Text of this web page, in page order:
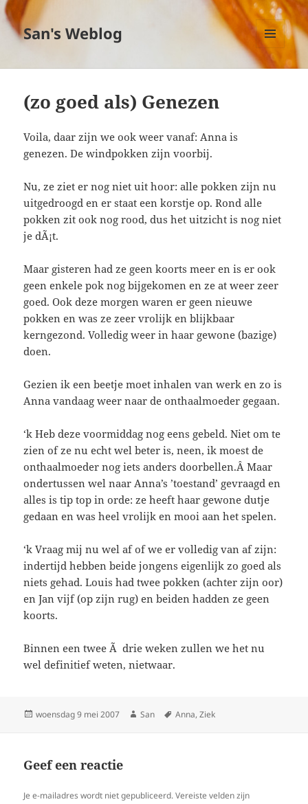
San's Weblog
MENU
EN
(zo goed als) Genezen
Voila, daar zijn we ook weer vanaf: Anna is
genezen. De windpokken zijn voorbij.
Nu, ze ziet er nog niet uit hoor: alle pokken zijn nu
uitgedroogd en er staat een korstje op. Rond alle
pokken zit ook nog rood, dus het uitzicht is nog niet
je dÃ¡t.
Maar gisteren had ze geen koorts meer en is er ook
geen enkele pok nog bijgekomen en ze at weer zeer
goed. Ook deze morgen waren er geen nieuwe
pokken en was ze zeer vrolijk en blijkbaar
kerngezond. Volledig weer in haar gewone (bazige)
doen.
Gezien ik een beetje moet inhalen van werk en zo is
Anna vandaag weer naar de onthaalmoeder gegaan.
‘k Heb deze voormiddag nog eens gebeld. Niet om te
zien of ze nu echt wel beter is, neen, ik moest de
onthaalmoeder nog iets anders doorbellen.Â Maar
ondertussen wel naar Anna’s ’toestand’ gevraagd en
alles is tip top in orde: ze heeft haar gewone dutje
gedaan en was heel vrolijk en mooi aan het spelen.
‘k Vraag mij nu wel af of we er volledig van af zijn:
indertijd hebben beide jongens eigenlijk zo goed als
niets gehad. Louis had twee pokken (achter zijn oor)
en Jan vijf (op zijn rug) en beiden hadden ze geen
koorts.
Binnen een twee Ã drie weken zullen we het nu
wel definitief weten, nietwaar.
Geplaatst
woensdag 9 mei 2007 Auteur
San Tags
Anna,Ziek
Geef een reactie
Je e-mailadres wordt niet gepubliceerd. Vereiste velden zijn